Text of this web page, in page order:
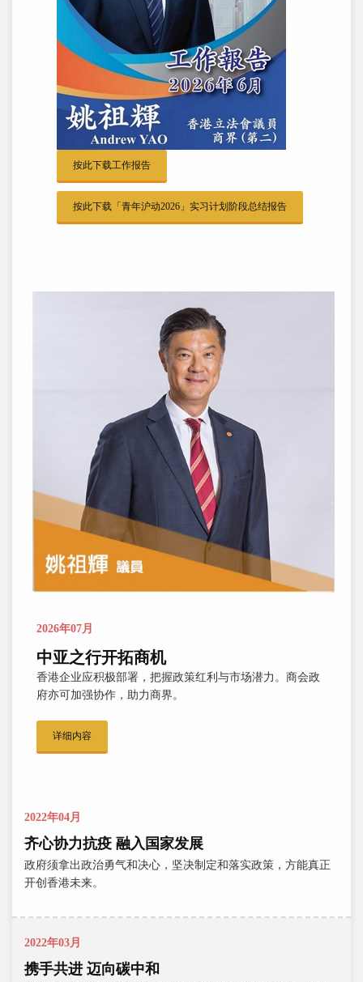
按此下载工作报告
按此下载「青年沪动2026」实习计划阶段总结报告
2026年07月
中亚之行开拓商机
香港企业应积极部署，把握政策红利与市场潜力。商会政
府亦可加强协作，助力商界。
详细内容
2022年04月
齐心协力抗疫 融入国家发展
政府须拿出政治勇气和决心，坚决制定和落实政策，方能真正
开创香港未来。
2022年03月
携手共进 迈向碳中和